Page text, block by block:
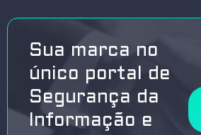
Sua marca no
único portal de
Segurança da
Informação e